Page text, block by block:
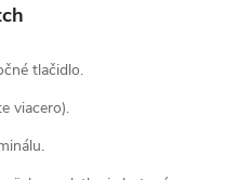
tlačidlo.
viacero).